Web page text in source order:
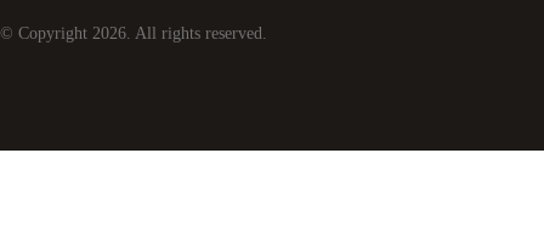
© Copyright 2026 . All rights reserved.